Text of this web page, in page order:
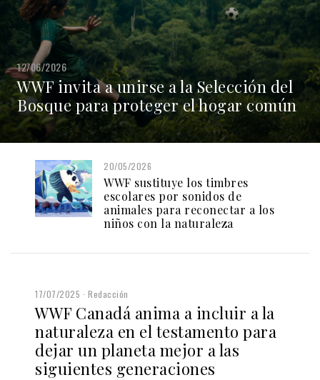
12/06/2026
WWF invita a unirse a la Selección del
Bosque para proteger el hogar común
20/05/2026
WWF sustituye los timbres
escolares por sonidos de
animales para reconectar a los
niños con la naturaleza
17/07/2025 Redacción
WWF Canadá anima a incluir a la
naturaleza en el testamento para
dejar un planeta mejor a las
siguientes generaciones